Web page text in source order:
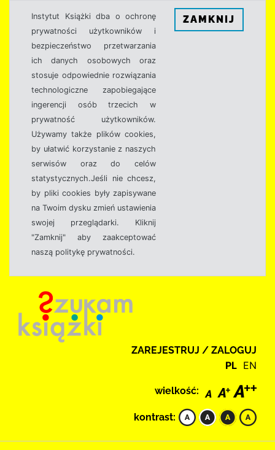
Instytut Książki dba o ochronę
prywatności użytkowników i
bezpieczeństwo przetwarzania
ich danych osobowych oraz
stosuje odpowiednie rozwiązania
technologiczne zapobiegające
ingerencji osób trzecich w
prywatność użytkowników.
Używamy także plików cookies,
by ułatwić korzystanie z naszych
serwisów oraz do celów
statystycznych.Jeśli nie chcesz,
by pliki cookies były zapisywane
na Twoim dysku zmień ustawienia
swojej przeglądarki. Kliknij
"Zamknij" aby zaakceptować
naszą politykę prywatności.
ZAMKNIJ
ZAREJESTRUJ / ZALOGUJ
PL EN
wielkość:
kontrast: